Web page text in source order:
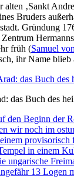
alten ‚Sankt
Bruders
Gründung
Zentrum
früh (Samuel
ihr Name blieb
das Buch des